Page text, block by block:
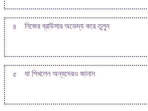
৪ নিজের ব্রাউসার অভেদ্য করে তুলুন
৫ যা শিখলেন অন্যদেরও জানান